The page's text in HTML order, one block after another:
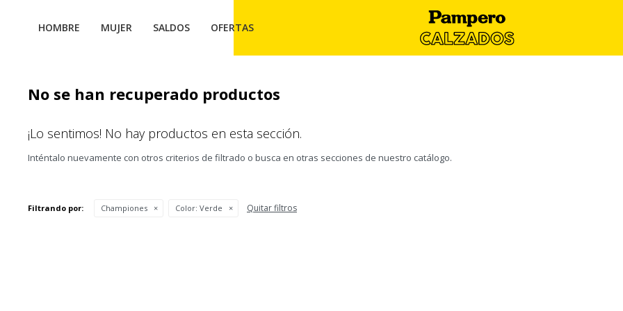
HOMBRE MUJER SALDOS OFERTAS
No se han recuperado productos
¡Lo sentimos! No hay productos en esta sección.
Inténtalo nuevamente con otros criterios de filtrado o busca en otras secciones de nuestro catálogo.
Filtrando por: Championes Color: Verde Quitar filtros